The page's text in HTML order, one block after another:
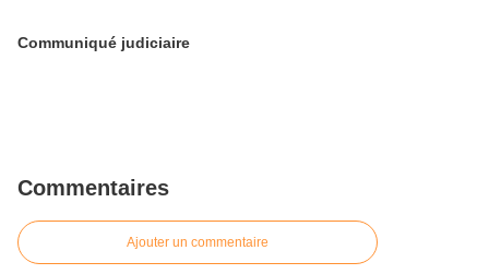
Communiqué judiciaire
Commentaires
Ajouter un commentaire